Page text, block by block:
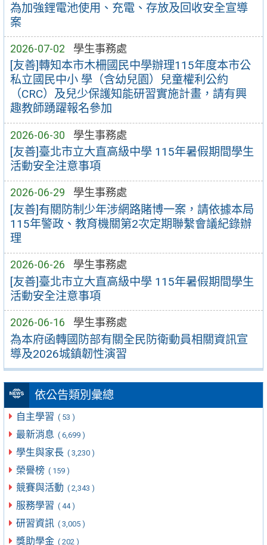
為加強鋰電池使用、充電、存放及回收安全宣導
案
2026-07-02 學生事務處
[友善]轉知本市木柵國民中學辦理115年度本市公
私立國民中小 學（含幼兒園）兒童權利公約
（CRC）及兒少保護知能研習實施計畫，請有興
趣教師踴躍報名參加
2026-06-30 學生事務處
[友善]臺北市立大直高級中學 115年暑假期間學生
活動安全注意事項
2026-06-29 學生事務處
[友善]有關防制少年涉網路賭博一案，請依據本局
115年警政、教育機關第2次定期聯繫會議紀錄辦
理
2026-06-26 學生事務處
[友善]臺北市立大直高級中學 115年暑假期間學生
活動安全注意事項
2026-06-16 學生事務處
為本府函轉國防部有關全民防衛動員相關資訊宣
導及2026城鎮韌性演習
依公告類別彙總
自主學習 ( 53 )
最新消息 ( 6,699 )
學生與家長 ( 3,230 )
榮譽榜 ( 159 )
競賽與活動 ( 2,343 )
服務學習 ( 44 )
研習資訊 ( 3,005 )
獎助學金 ( 202 )